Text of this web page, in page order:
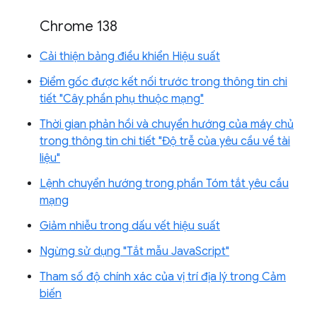
Chrome 138
Cải thiện bảng điều khiển Hiệu suất
Điểm gốc được kết nối trước trong thông tin chi
tiết "Cây phần phụ thuộc mạng"
Thời gian phản hồi và chuyển hướng của máy chủ
trong thông tin chi tiết "Độ trễ của yêu cầu về tài
liệu"
Lệnh chuyển hướng trong phần Tóm tắt yêu cầu
mạng
Giảm nhiễu trong dấu vết hiệu suất
Ngừng sử dụng "Tắt mẫu JavaScript"
Tham số độ chính xác của vị trí địa lý trong Cảm
biến